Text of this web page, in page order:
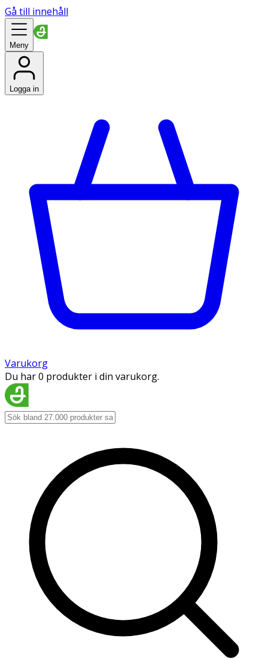
Gå till innehåll
Meny
Logga in
Varukorg
Du har 0 produkter i din varukorg.